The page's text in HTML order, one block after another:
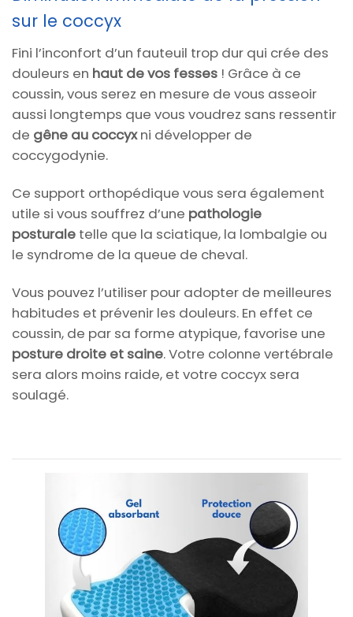
sur le coccyx
Fini l’inconfort d’un fauteuil trop dur qui crée des
douleurs en haut de vos fesses ! Grâce à ce
coussin, vous serez en mesure de vous asseoir
aussi longtemps que vous voudrez sans ressentir
de gêne au coccyxni développer de
coccygodynie.
Ce support orthopédique vous sera également
utile si vous souffrez d’une pathologie
posturale telle que la sciatique, la lombalgie ou
le syndrome de la queue de cheval.
Vous pouvez l’utiliser pour adopter de meilleures
habitudes et prévenir les douleurs. En effet ce
coussin, de par sa forme atypique, favorise une
posture droite et saine. Votre colonne vertébrale
sera alors moins raide, et votre coccyx sera
soulagé.